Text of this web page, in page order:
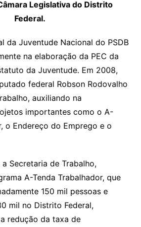
Legislativa do Distrito
Federal.
da Juventude Nacional do PSDB
na elaboração da PEC da
da Juventude. Em 2008,
federal Robson Rodovalho
auxiliando na
importantes como o A-
o Endereço do Emprego e o
Secretaria de Trabalho,
A-Tenda Trabalhador, que
150 mil pessoas e
mil no Distrito Federal,
redução da taxa de